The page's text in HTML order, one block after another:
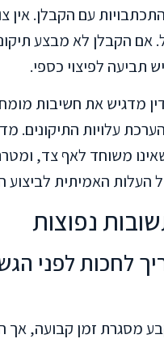
עם הקבלן. אין
אם הקבלן לא מבצע
תביעה לפיצוי כספי.
מדגיש את חשיבות
עלויות התיקונים.
משוחד לאף צד,
העלות האמיתית לביצוע
נפוצות
לחכות לפני
מסגרת זמן קבועה,